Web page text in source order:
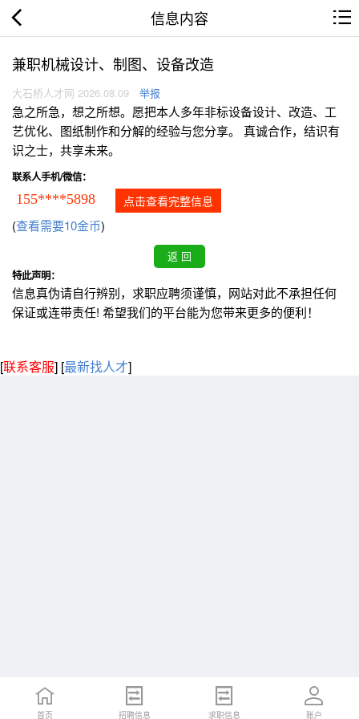
信息内容
兼职机械设计、制图、设备改造
大石桥人才网 2026.08.09 举报
急之所急，想之所想。愿把本人多年非标设备设计、改造、工
艺优化、图纸制作和分解的经验与您分享。 真诚合作，结识有
识之士，共享未来。
联系人手机/微信：
155****5898 点击查看完整信息
(查看需要10金币)
特此声明：
信息真伪请自行辨别，求职应聘须谨慎，网站对此不承担任何
保证或连带责任! 希望我们的平台能为您带来更多的便利！
[联系客服] [最新找人才]
首页 招聘信息 求职信息 账户